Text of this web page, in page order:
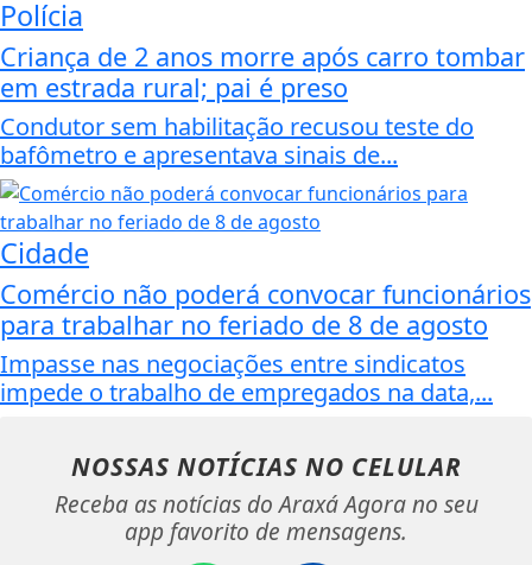
Polícia
Criança de 2 anos morre após carro tombar
em estrada rural; pai é preso
Condutor sem habilitação recusou teste do
bafômetro e apresentava sinais de...
Cidade
Comércio não poderá convocar funcionários
para trabalhar no feriado de 8 de agosto
Impasse nas negociações entre sindicatos
impede o trabalho de empregados na data,...
NOSSAS NOTÍCIAS NO CELULAR
Receba as notícias do Araxá Agora no seu
app favorito de mensagens.